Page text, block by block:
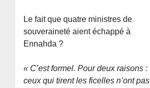
Le fait que quatre ministres de
souveraineté aient échappé à
Ennahda ?
« C’est formel. Pour deux raisons :
ceux qui tirent les ficelles n’ont pas